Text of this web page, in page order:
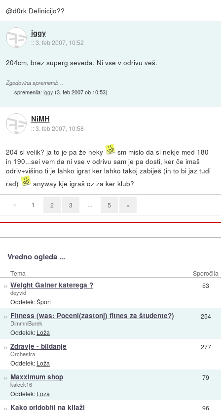
@d0rk Definicijo??
iggy
::3. feb 2007, 10:52
204cm, brez superg seveda. Ni vse v odrivu veš.
Zgodovina sprememb…
spremenila:iggy (3. feb 2007 ob 10:53)
NiMH
::3. feb 2007, 10:58
204 si velik? ja to je pa že neky
sm mislo da si nekje med 180
in 190...sei vem da ni vse v odrivu sam je pa dosti, ker če imaš
odriv+višino ti je lahko igrat ker lahko takoj zabiješ (in to bi jaz tudi
rad)
anyway kje igraš oz za ker klub?
« 1 2 3 ... 5 »
Vredno ogleda ...
Tema Sporočila
» Weight Gainer katerega ?
deyvid
Oddelek:Šport
53
» Fitness (was: Poceni(zastonj) fitnes za študente?)
DimmniBurek
Oddelek: Loža
254
» Zdravje - bildanje
Orchestra
Oddelek: Loža
277
» Maxximum shop
kalcek16
Oddelek: Loža
79
Kako pridobiti na kilaži 96